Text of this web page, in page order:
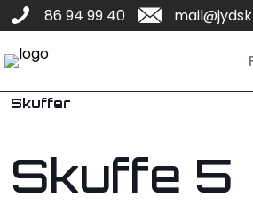
86 94 99 40
Skuffer
Skuffe 5